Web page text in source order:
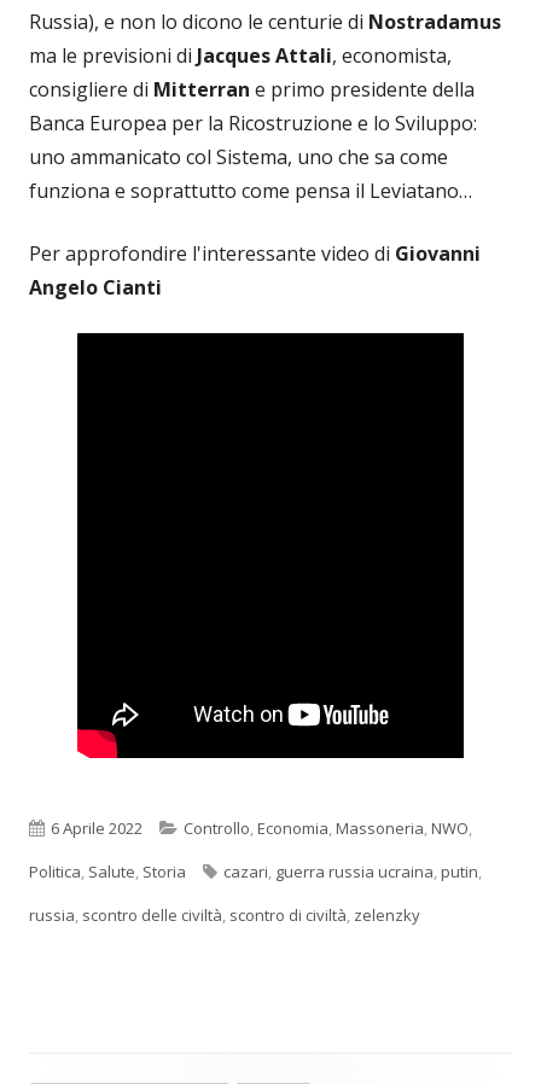
Russia), e non lo dicono le centurie di Nostradamus
ma le previsioni di Jacques Attali, economista,
consigliere di Mitterran e primo presidente della
Banca Europea per la Ricostruzione e lo Sviluppo:
uno ammanicato col Sistema, uno che sa come
funziona e soprattutto come pensa il Leviatano…
Per approfondire l'interessante video di Giovanni
Angelo Cianti
Pubblicato
6 Aprile 2022 Categorie
Controllo,Economia,Massoneria,NWO,
Politica, Salute, Storia Tag
cazari, guerra russia ucraina,putin,
russia, scontro delle civiltà, scontro di civiltà, zelenzky